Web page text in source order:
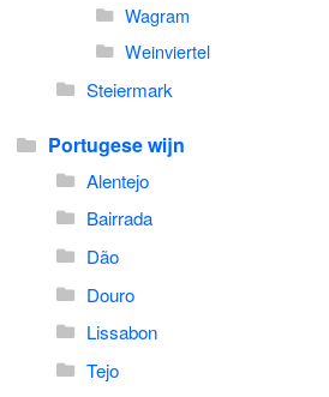
Wagram
Weinviertel
Steiermark
Portugese wijn
Alentejo
Bairrada
Dão
Douro
Lissabon
Tejo